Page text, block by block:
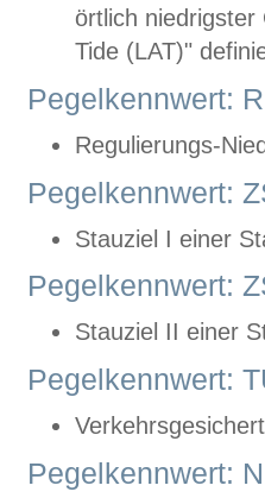
örtlich
Tide (LAT)"
Pegelkennwert:
Regulierungs-
Pegelkennwert:
Stauziel I einer
Pegelkennwert:
Stauziel II einer
Pegelkennwert:
Pegelkennwert: